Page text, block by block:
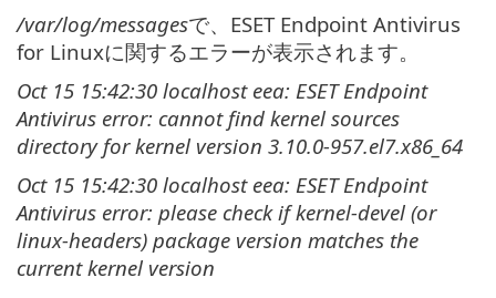
/var/log/messagesで、ESET Endpoint Antivirus
for Linuxに関するエラーが表示されます。
Oct 15 15:42:30 localhost eea: ESET Endpoint
Antivirus error: cannot find kernel sources
directory for kernel version 3.10.0-957.el7.x86_64
Oct 15 15:42:30 localhost eea: ESET Endpoint
Antivirus error: please check if kernel-devel (or
linux-headers) package version matches the
current kernel version